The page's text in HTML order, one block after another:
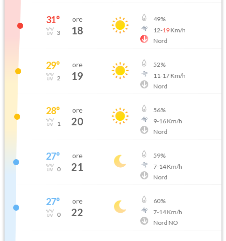
31°
3
ore
18
49%
12-19Km/h
Nord
29°
2
ore
19
52%
11-17Km/h
Nord
28°
1
ore
20
56%
9-16Km/h
Nord
27°
0
ore
21
59%
7-14Km/h
Nord
27°
0
ore
22
60%
7-14Km/h
Nord NO